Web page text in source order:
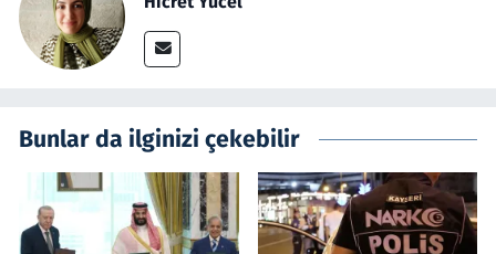
Bunlar da ilginizi çekebilir